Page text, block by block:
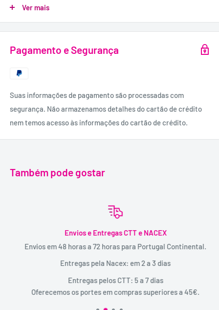
MATERIAL:
Ver mais
Pagamento e Segurança
Suas informações de pagamento são processadas com
segurança. Não armazenamos detalhes do cartão de crédito
nem temos acesso às informações do cartão de crédito.
Também pode gostar
Envios e Entregas CTT e NACEX
Envios em 48 horas a 72 horas para Portugal Continental.
Entregas pela Nacex: em 2 a 3 dias
Entregas pelos CTT: 5 a 7 dias
Oferecemos os portes em compras superiores a 45€.